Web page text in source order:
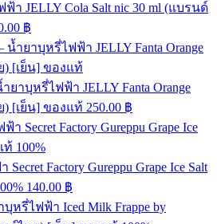
า JELLY Cola Salt nic 30 ml (แบรนด์
฿
าบุหรี่ไฟฟ้า JELLY Fanta Orange
) [เย็น] ของแท้ 250.00 ฿
Factory Gureppu Grape Ice Salt
140.00 ฿